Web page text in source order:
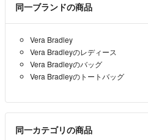
同一ブランドの商品
Vera Bradley
Vera Bradleyのレディース
Vera Bradleyのバッグ
Vera Bradleyのトートバッグ
同一カテゴリの商品